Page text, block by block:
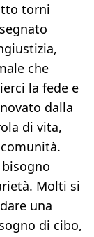
torni
che
la fede e
dalla
di vita,
Molti si
una
di cibo,